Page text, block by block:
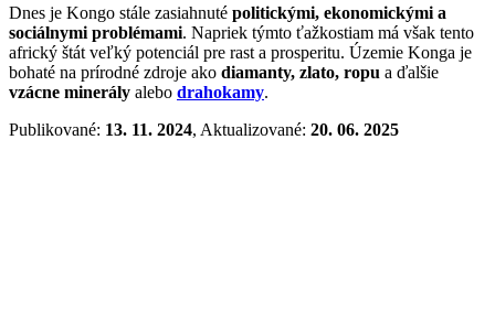
Dnes je Kongo stále zasiahnuté politickými, ekonomickými a
sociálnymi problémami. Napriek týmto ťažkostiam má však tento
africký štát veľký potenciál pre rast a prosperitu. Územie Konga je
bohaté na prírodné zdroje ako diamanty, zlato, ropu a ďalšie
vzácne minerály alebo drahokamy.
Publikované: 13. 11. 2024, Aktualizované: 20. 06. 2025